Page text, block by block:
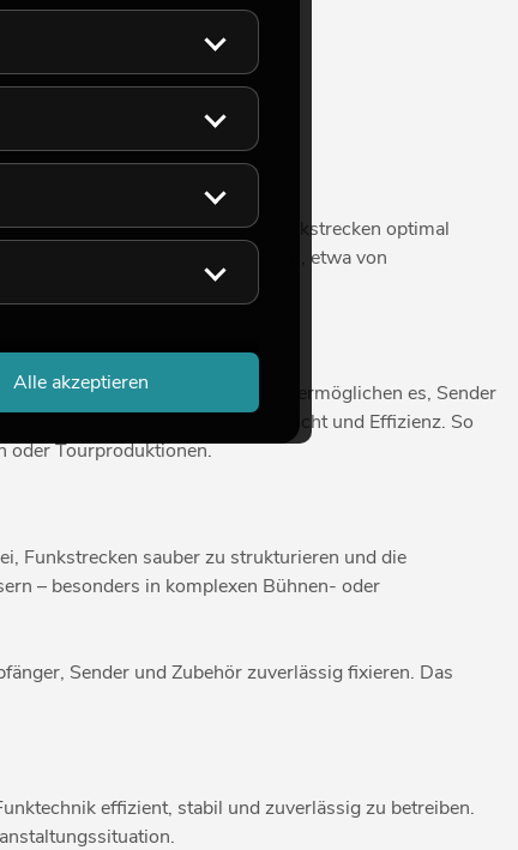
Zubehör lassen sich Funkstrecken optimal
professionelle Drahtlosanlagen, etwa von
konstante Stromversorgung und ermöglichen es, Sender
Ladelösungen für Übersicht und Effizienz. So
oder Tourproduktionen.
Funkstrecken sauber zu strukturieren und die
– besonders in komplexen Bühnen- oder
Sender und Zubehör zuverlässig fixieren. Das
effizient, stabil und zuverlässig zu betreiben.
Alle akzeptieren